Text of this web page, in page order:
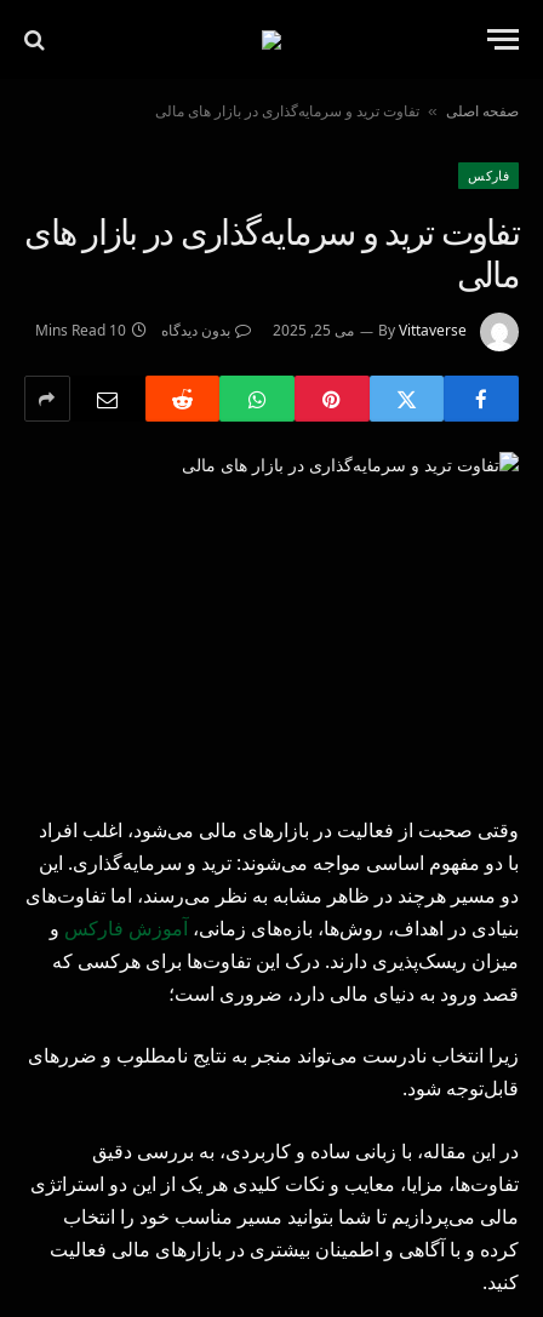
صفحه اصلی » تفاوت ترید و سرمایه‌گذاری در بازار های مالی
فاركس
تفاوت ترید و سرمایه‌گذاری در بازار های
مالی
ByVittaverse می 25, 2025 بدون دیدگاه 10 Mins Read
وقتی صحبت از فعالیت در بازارهای مالی می‌شود، اغلب افراد
با دو مفهوم اساسی مواجه می‌شوند: ترید و سرمایه‌گذاری. این
دو مسیر هرچند در ظاهر مشابه به نظر می‌رسند، اما تفاوت‌های
بنیادی در اهداف، روش‌ها، بازه‌های زمانی،آموزش فارکس و
میزان ریسک‌پذیری دارند. درک این تفاوت‌ها برای هرکسی که
قصد ورود به دنیای مالی دارد، ضروری است؛
زیرا انتخاب نادرست می‌تواند منجر به نتایج نامطلوب و ضررهای
قابل‌توجه شود.
در این مقاله، با زبانی ساده و کاربردی، به بررسی دقیق
تفاوت‌ها، مزایا، معایب و نکات کلیدی هر یک از این دو استراتژی
مالی می‌پردازیم تا شما بتوانید مسیر مناسب خود را انتخاب
کرده و با آگاهی و اطمینان بیشتری در بازارهای مالی فعالیت
کنید.